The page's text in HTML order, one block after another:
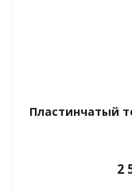
Пластинчатый
2